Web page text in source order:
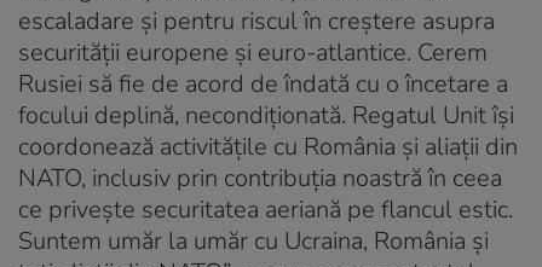
escaladare şi pentru riscul în creştere asupra
securităţii europene şi euro-atlantice. Cerem
Rusiei să fie de acord de îndată cu o încetare a
focului deplină, necondiţionată. Regatul Unit îşi
coordonează activităţile cu România şi aliaţii din
NATO, inclusiv prin contribuţia noastră în ceea
ce priveşte securitatea aeriană pe flancul estic.
Suntem umăr la umăr cu Ucraina, România şi